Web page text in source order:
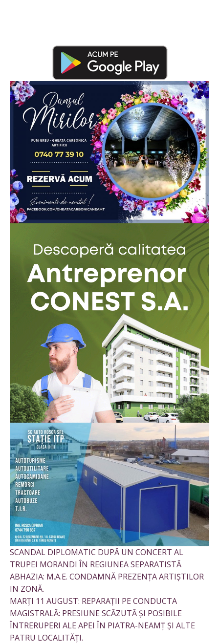
SCANDAL DIPLOMATIC DUPĂ UN CONCERT AL
TRUPEI MORANDI ÎN REGIUNEA SEPARATISTĂ
ABHAZIA: M.A.E. CONDAMNĂ PREZENȚA ARTIȘTILOR
IN ZONĂ.
MARȚI 11 AUGUST: REPARAȚII PE CONDUCTA
MAGISTRALĂ: PRESIUNE SCĂZUTĂ ȘI POSIBILE
ÎNTRERUPERI ALE APEI ÎN PIATRA-NEAMȚ ȘI ALTE
PATRU LOCALITĂȚI.